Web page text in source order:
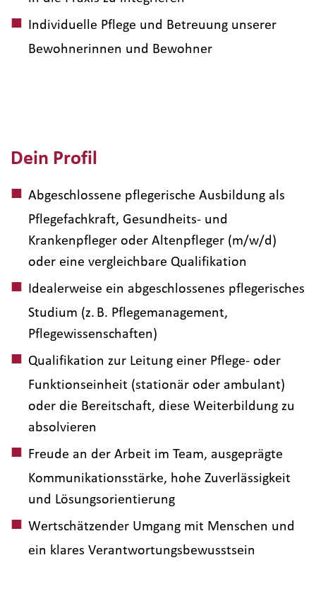
Individuelle Pflege und Betreuung unserer
Bewohnerinnen und Bewohner
Dein Profil
Abgeschlossene pflegerische Ausbildung als
Pflegefachkraft, Gesundheits- und
Krankenpfleger oder Altenpfleger (m/w/d)
oder eine vergleichbare Qualifikation
Idealerweise ein abgeschlossenes pflegerisches
Studium (z. B. Pflegemanagement,
Pflegewissenschaften)
Qualifikation zur Leitung einer Pflege- oder
Funktionseinheit (stationär oder ambulant)
oder die Bereitschaft, diese Weiterbildung zu
absolvieren
Freude an der Arbeit im Team, ausgeprägte
Kommunikationsstärke, hohe Zuverlässigkeit
und Lösungsorientierung
Wertschätzender Umgang mit Menschen und
ein klares Verantwortungsbewusstsein